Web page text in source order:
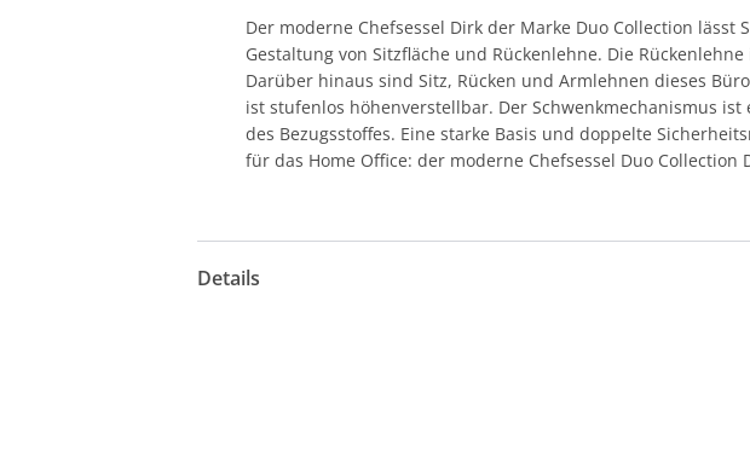
Der moderne Chefsessel Dirk der Marke Duo Collection
Gestaltung von Sitzfläche und Rückenlehne. Die
Darüber hinaus sind Sitz, Rücken und Armlehnen dieses
ist stufenlos höhenverstellbar. Der Schwenkmechanismus
des Bezugsstoffes. Eine starke Basis und doppelte
für das Home Office: der moderne Chefsessel Duo Collection
Details